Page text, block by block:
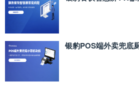
银豹POS端外卖兜底